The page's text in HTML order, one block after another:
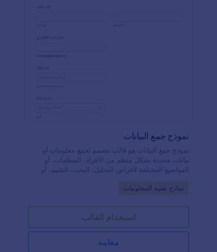
نموذج جمع البيانات
نموذج جمع البيانات هو قالب مصمم لجمع معلومات أو
بيانات محددة بشكل منظم من الأفراد، المنظمات، أو
المواضيع المختلفة لأغراض التحليل، البحث، التقييم، أو
البيانات ويضمن تسجيل جميع المعلومات اللازمة بكفاءة.
فرق بحثية وفقًا للسياق والغرض من جمع البيانات. سواء
كنت تجري استطلاعات رأي، تجمع ملاحظات العملاء، أو
تجمع بيانات بحثية، فإن هذا النموذج يبسط العملية ويسهل
جمع البيانات. تقدم Jotform، وهي أداة سهلة الاستخدام
لإنشاء النماذج عبر الإنترنت باستخدام السحب والإفلات،
Go to Category:
نماذج تقنية المعلومات
استخدام القالب
معاينة